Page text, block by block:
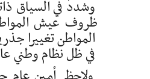
وشدد في السياق
ظروف عيش
المواطن تغييرا
في ظل نظام وطني